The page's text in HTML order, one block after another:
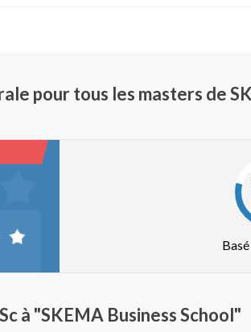
pour tous les masters de
à "SKEMA Business School"